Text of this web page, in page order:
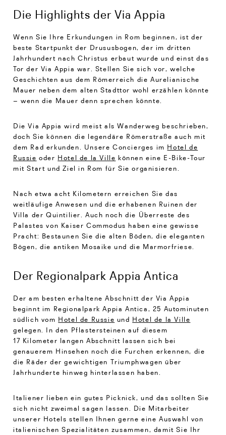
Die Highlights der Via Appia
Wenn Sie Ihre Erkundungen in Rom beginnen, ist der
beste Startpunkt der Drususbogen, der im dritten
Jahrhundert nach Christus erbaut wurde und einst das
Tor der Via Appia war. Stellen Sie sich vor, welche
Geschichten aus dem Römerreich die Aurelianische
Mauer neben dem alten Stadttor wohl erzählen könnte
– wenn die Mauer denn sprechen könnte.
Die Via Appia wird meist als Wanderweg beschrieben,
doch Sie können die legendäre Römerstraße auch mit
dem Rad erkunden. Unsere Concierges im Hotel de
Russie oder Hotel de la Ville können eine E-Bike-Tour
mit Start und Ziel in Rom für Sie organisieren.
Nach etwa acht Kilometern erreichen Sie das
weitläufige Anwesen und die erhabenen Ruinen der
Villa der Quintilier. Auch noch die Überreste des
Palastes von Kaiser Commodus haben eine gewisse
Pracht: Bestaunen Sie die alten Böden, die eleganten
Bögen, die antiken Mosaike und die Marmorfriese.
Der Regionalpark Appia Antica
Der am besten erhaltene Abschnitt der Via Appia
beginnt im Regionalpark Appia Antica, 25 Autominuten
südlich vom Hotel de Russie und Hotel de la Ville
gelegen. In den Pflastersteinen auf diesem
17 Kilometer langen Abschnitt lassen sich bei
genauerem Hinsehen noch die Furchen erkennen, die
die Räder der gewichtigen Triumphwagen über
Jahrhunderte hinweg hinterlassen haben.
Italiener lieben ein gutes Picknick, und das sollten Sie
sich nicht zweimal sagen lassen. Die Mitarbeiter
unserer Hotels stellen Ihnen gerne eine Auswahl von
italienischen Spezialitäten zusammen, damit Sie Ihr